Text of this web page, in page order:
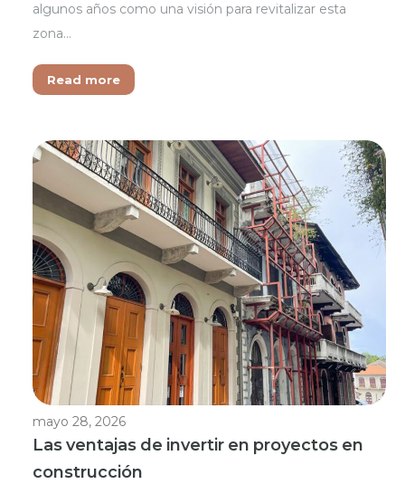
algunos años como una visión para revitalizar esta
zona…
Read more
mayo 28, 2026
Las ventajas de invertir en proyectos en
construcción